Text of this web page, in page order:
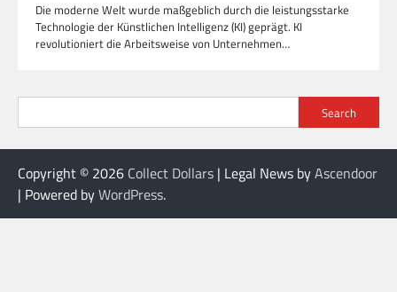
Die moderne Welt wurde maßgeblich durch die leistungsstarke
Technologie der Künstlichen Intelligenz (KI) geprägt. KI
revolutioniert die Arbeitsweise von Unternehmen…
Search
Copyright © 2026 Collect Dollars | Legal News byAscendoor
| Powered byWordPress.